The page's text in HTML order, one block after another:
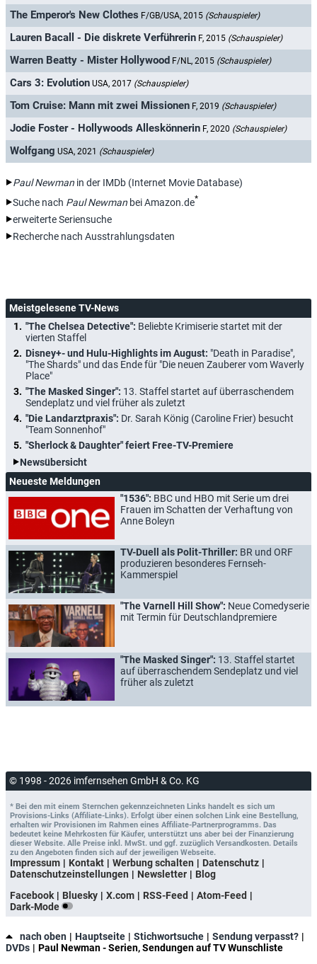
The Emperor's New Clothes F/GB/USA, 2015 (Schauspieler)
Lauren Bacall - Die diskrete Verführerin F, 2015 (Schauspieler)
Warren Beatty - Mister Hollywood F/NL, 2015 (Schauspieler)
Cars 3: Evolution USA, 2017 (Schauspieler)
Tom Cruise: Mann mit zwei Missionen F, 2019 (Schauspieler)
Jodie Foster - Hollywoods Alleskönnerin F, 2020 (Schauspieler)
Wolfgang USA, 2021 (Schauspieler)
Paul Newman in der IMDb (Internet Movie Database)
Suche nach Paul Newman bei Amazon.de*
erweiterte Seriensuche
Recherche nach Ausstrahlungsdaten
Meistgelesene TV-News
"The Chelsea Detective": Beliebte Krimiserie startet mit der
vierten Staffel
Disney+- und Hulu-Highlights im August: "Death in Paradise",
"The Shards" und das Ende für "Die neuen Zauberer vom Waverly
Place"
"The Masked Singer": 13. Staffel startet auf überraschendem
Sendeplatz und viel früher als zuletzt
"Die Landarztpraxis": Dr. Sarah König (Caroline Frier) besucht
"Team Sonnenhof"
"Sherlock & Daughter" feiert Free-TV-Premiere
Newsübersicht
Neueste Meldungen
"1536": BBC und HBO mit Serie um drei
Frauen im Schatten der Verhaftung von
Anne Boleyn
TV-Duell als Polit-Thriller: BR und ORF
produzieren besonderes Fernseh-
Kammerspiel
"The Varnell Hill Show": Neue Comedyserie
mit Termin für Deutschlandpremiere
"The Masked Singer": 13. Staffel startet
auf überraschendem Sendeplatz und viel
früher als zuletzt
© 1998 - 2026 imfernsehen GmbH & Co. KG
* Bei den mit einem Sternchen gekennzeichneten Links handelt es sich um
Provisions-Links (Affiliate-Links). Erfolgt über einen solchen Link eine Bestellung,
erhalten wir Provisionen im Rahmen eines Affiliate-Partnerprogramms. Das
bedeutet keine Mehrkosten für Käufer, unterstützt uns aber bei der Finanzierung
dieser Website. Alle Preise inkl. MwSt. und ggf. zuzüglich Versandkosten. Details
zu den Angeboten finden sich auf der jeweiligen Webseite.
Impressum Kontakt Werbung schalten
Datenschutz
Datenschutzeinstellungen
Newsletter
Blog
Facebook
Bluesky X.com RSS-Feed
Atom-Feed
Dark-Mode
nach oben Hauptseite Stichwortsuche
Sendung verpasst?
DVDs
Paul Newman - Serien, Sendungen auf TV Wunschliste